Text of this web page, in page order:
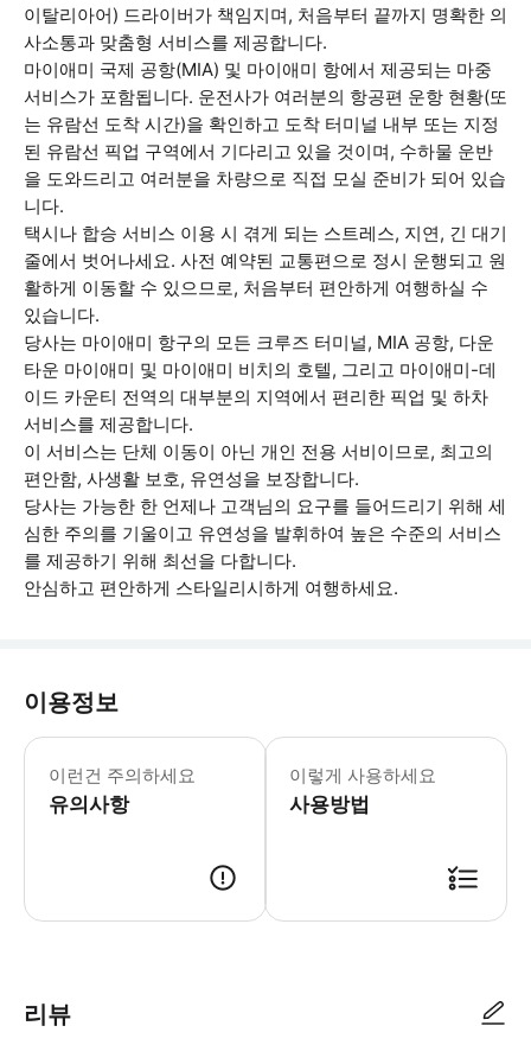
이탈리아어) 드라이버가 책임지며, 처음부터 끝까지 명확한 의
사소통과 맞춤형 서비스를 제공합니다.
마이애미 국제 공항(MIA) 및 마이애미 항에서 제공되는 마중
서비스가 포함됩니다. 운전사가 여러분의 항공편 운항 현황(또
는 유람선 도착 시간)을 확인하고 도착 터미널 내부 또는 지정
된 유람선 픽업 구역에서 기다리고 있을 것이며, 수하물 운반
을 도와드리고 여러분을 차량으로 직접 모실 준비가 되어 있습
니다.
택시나 합승 서비스 이용 시 겪게 되는 스트레스, 지연, 긴 대기
줄에서 벗어나세요. 사전 예약된 교통편으로 정시 운행되고 원
활하게 이동할 수 있으므로, 처음부터 편안하게 여행하실 수
있습니다.
당사는 마이애미 항구의 모든 크루즈 터미널, MIA 공항, 다운
타운 마이애미 및 마이애미 비치의 호텔, 그리고 마이애미-데
이드 카운티 전역의 대부분의 지역에서 편리한 픽업 및 하차
서비스를 제공합니다.
이 서비스는 단체 이동이 아닌 개인 전용 서비이므로, 최고의
편안함, 사생활 보호, 유연성을 보장합니다.
당사는 가능한 한 언제나 고객님의 요구를 들어드리기 위해 세
심한 주의를 기울이고 유연성을 발휘하여 높은 수준의 서비스
를 제공하기 위해 최선을 다합니다.
안심하고 편안하게 스타일리시하게 여행하세요.
이용정보
이런건 주의하세요
유의사항
* 소요시간 : 30분 (옵션에 따라 소요
이렇게 사용하세요
사용방법
리뷰